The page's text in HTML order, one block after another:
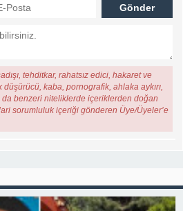
tehditkar, rahatsız edici, hakaret ve
düşürücü, kaba, pornografik, ahlaka aykırı,
da benzeri niteliklerde içeriklerden doğan
sorumluluk içeriği gönderen Üye/Üyeler’e